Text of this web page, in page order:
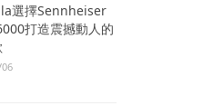
選擇Sennheiser
打造震撼動人的